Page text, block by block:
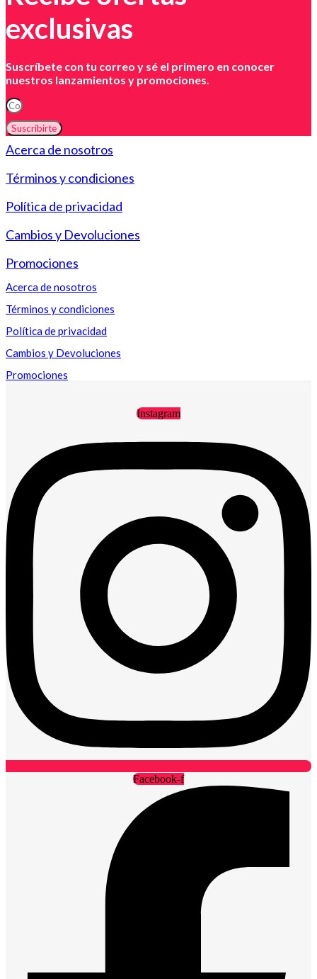
exclusivas
Suscríbete con tu correo y sé el primero en conocer
nuestros lanzamientos y promociones.
Suscribirte
Acerca de nosotros
Términos y condiciones
Política de privacidad
Cambios y Devoluciones
Promociones
Acerca de nosotros
Términos y condiciones
Política de privacidad
Cambios y Devoluciones
Promociones
Instagram
Facebook-f